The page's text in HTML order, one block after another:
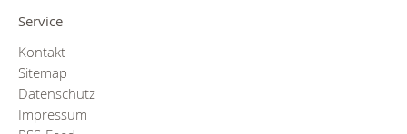
Service
Kontakt
Sitemap
Datenschutz
Impressum